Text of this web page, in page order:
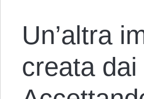
Un’altra
creata